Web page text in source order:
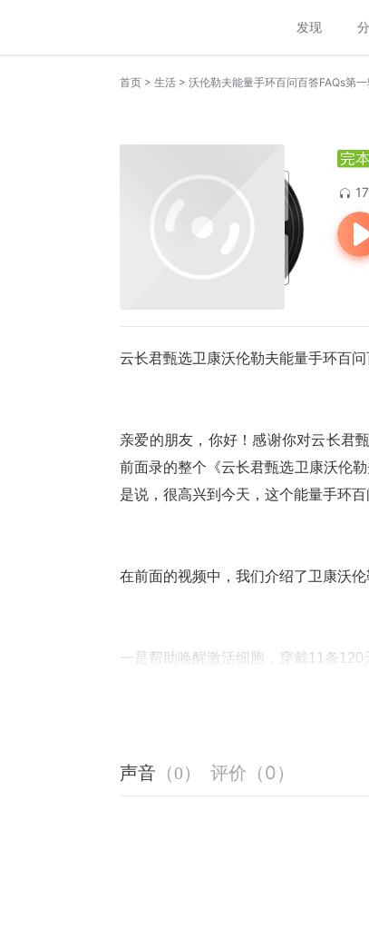
发现
首页 > 生活 > 沃伦勒夫能量手环百问百答FAQs第
云长君甄选卫康沃伦勒夫能量手环百
亲爱的朋友，你好！感谢你对云长君
前面录的整个《云长君甄选卫康沃伦
是说，很高兴到今天，这个能量手环
在前面的视频中，我们介绍了卫康沃
一是帮助唤醒激活细胞，穿戴11条120
量手环，等于24小时在给你的身体做
声音 （0） 评价 （0 ）